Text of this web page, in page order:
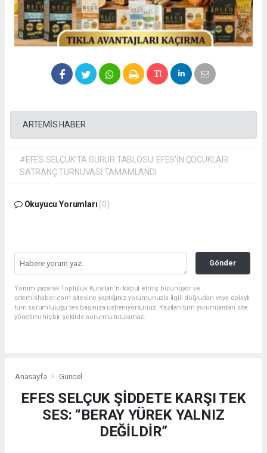
ARTEMİS HABER
#EFES SELÇUK’TA GURUR TABLOSU: EFES'İN ÇOCUKLARI
SATRANÇ TURNUVASI TAMAMLANDI
Okuyucu Yorumları (0)
Gönder
Yorum yazarak Topluluk Kuralları’nı kabul etmiş bulunuyor ve
artemishaber.com sitesine yaptığınız yorumunuzla ilgili doğrudan veya dolaylı
tüm sorumluluğu tek başınıza üstleniyorsunuz. Yazılan tüm yorumlardan site
yönetimi hiçbir şekilde sorumlu tutulamaz.
Anasayfa Güncel
EFES SELÇUK ŞİDDETE KARŞI TEK
SES: “BERAY YÜREK YALNIZ
DEĞİLDİR”